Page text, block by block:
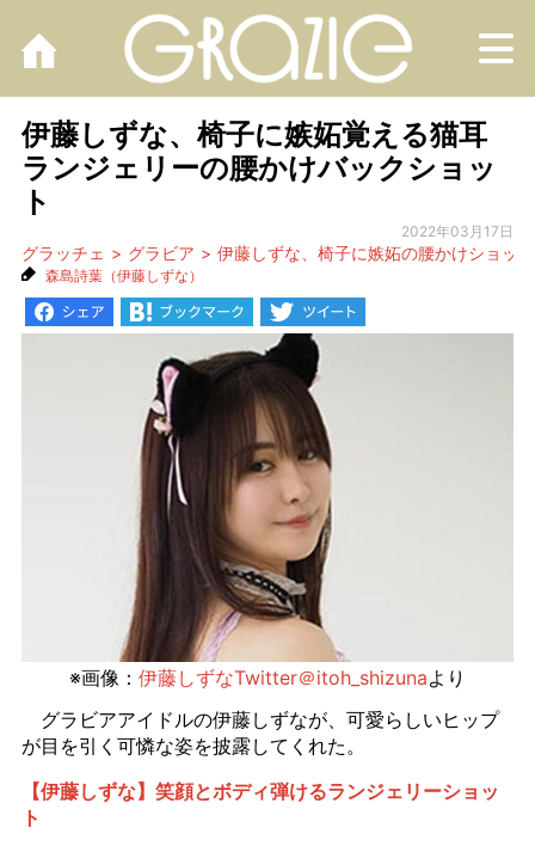
伊藤しずな、椅子に嫉妬覚える猫耳
ランジェリーの腰かけバックショッ
ト
2022年03月17日
グラッチェ グラビア 伊藤しずな、椅子に嫉妬の腰かけショット
森島詩葉（伊藤しずな）
※画像： 伊藤しずなTwitter＠itoh_shizunaより
グラビアアイドルの伊藤しずなが、可愛らしいヒップ
が目を引く可憐な姿を披露してくれた。
【伊藤しずな】笑顔とボディ弾けるランジェリーショッ
ト